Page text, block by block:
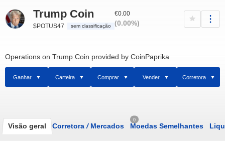
Trump Coin
$POTUS47 sem classificação
€0.00
(0.00%)
Operations on Trump Coin provided by CoinPaprika
Ganhar Carteira Comprar Vender Corretora
Visão geral Corretora /Mercados
0
Moedas Semelhantes